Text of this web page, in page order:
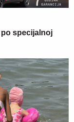
specijalnoj